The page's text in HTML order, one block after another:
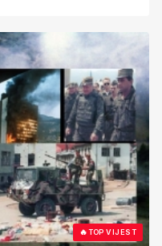
🔥TOP VIJEST